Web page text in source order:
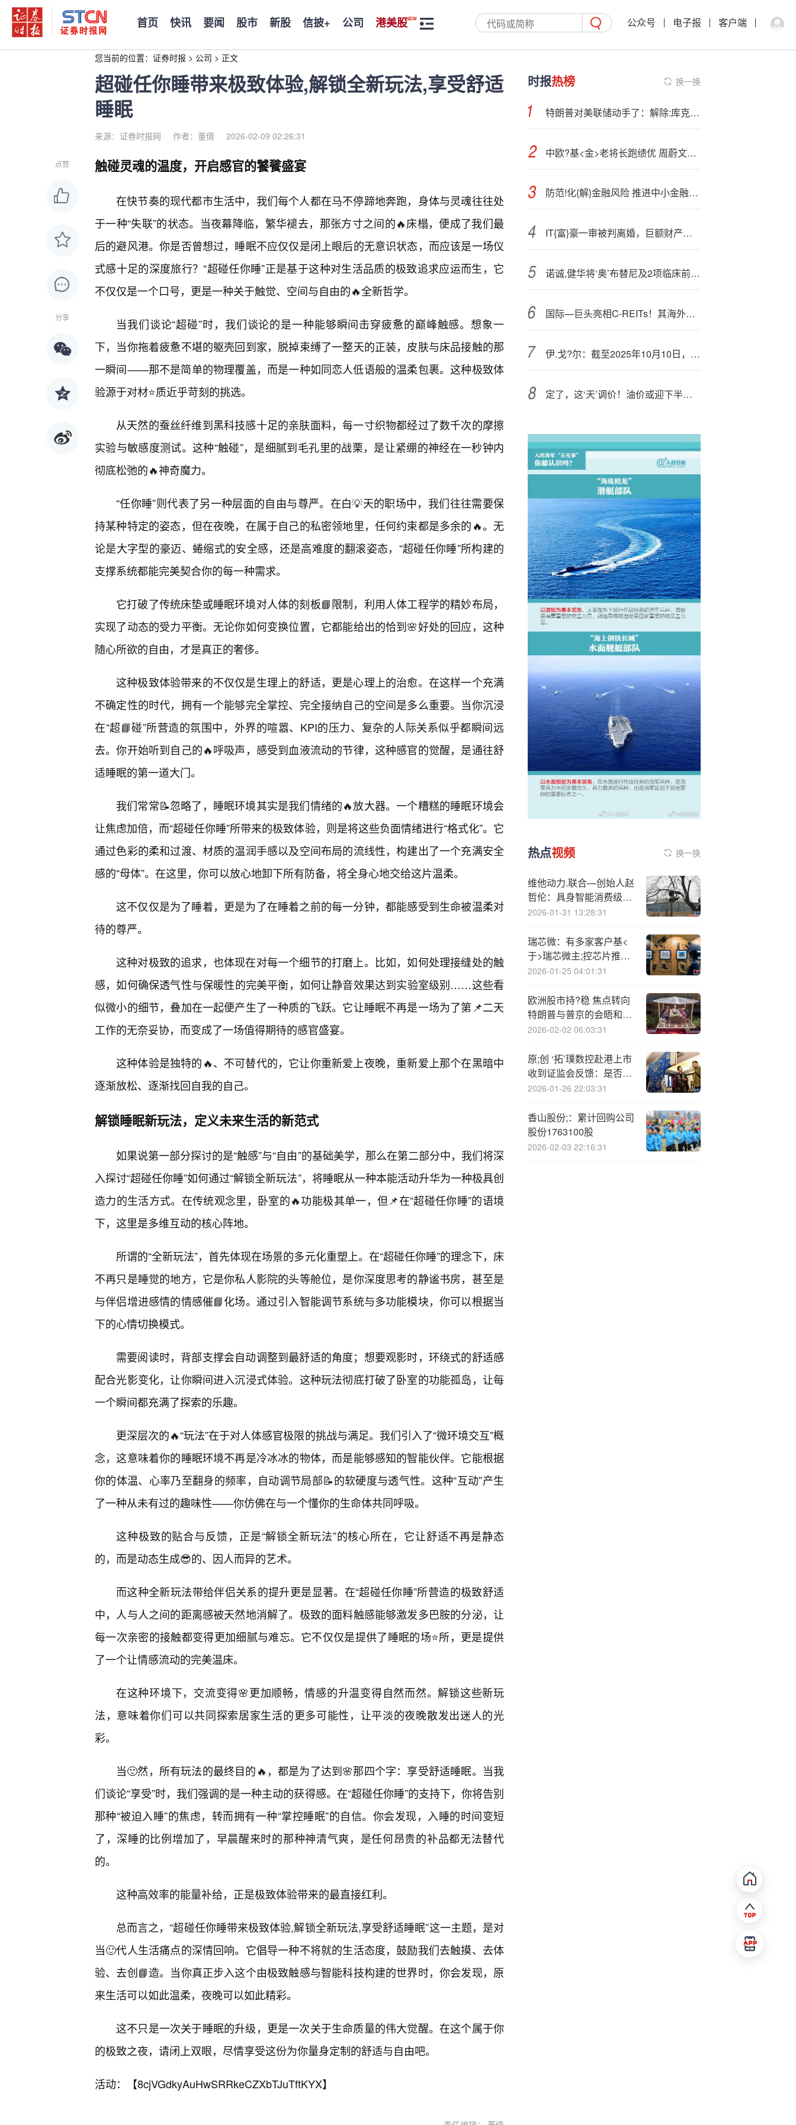
首页 快讯 要闻 股市 新股 信披+ 公司 港美股 公众号 电子报 客户端
您当前的位置： 证券时报 > 公司 > 正文
超碰任你睡带来极致体验,解锁全新玩法,享受舒适
睡眠
来源：证券时报网 作者：董倩 2026-02-09 02:26:31
点赞
分享
触碰灵魂的温度，开启感官的饕餮盛宴
在快节奏的现代都市生活中，我们每个人都在马不停蹄地奔跑，身体与灵魂往往处
于一种“失联”的状态。当夜幕降临，繁华褪去，那张方寸之间的🔥床榻，便成了我们最
后的避风港。你是否曾想过，睡眠不应仅仅是闭上眼后的无意识状态，而应该是一场仪
式感十足的深度旅行？“超碰任你睡”正是基于这种对生活品质的极致追求应运而生，它
不仅仅是一个口号，更是一种关于触觉、空间与自由的🔥全新哲学。
当我们谈论“超碰”时，我们谈论的是一种能够瞬间击穿疲惫的巅峰触感。想象一
下，当你拖着疲惫不堪的躯壳回到家，脱掉束缚了一整天的正装，皮肤与床品接触的那
一瞬间——那不是简单的物理覆盖，而是一种如同恋人低语般的温柔包裹。这种极致体
验源于对材⭐质近乎苛刻的挑选。
从天然的蚕丝纤维到黑科技感十足的亲肤面料，每一寸织物都经过了数千次的摩擦
实验与敏感度测试。这种“触碰”，是细腻到毛孔里的战栗，是让紧绷的神经在一秒钟内
彻底松弛的🔥神奇魔力。
“任你睡”则代表了另一种层面的自由与尊严。在白💡天的职场中，我们往往需要保
持某种特定的姿态，但在夜晚，在属于自己的私密领地里，任何约束都是多余的🔥。无
论是大字型的豪迈、蜷缩式的安全感，还是高难度的翻滚姿态，“超碰任你睡”所构建的
支撑系统都能完美契合你的每一种需求。
它打破了传统床垫或睡眠环境对人体的刻板📘限制，利用人体工程学的精妙布局，
实现了动态的受力平衡。无论你如何变换位置，它都能给出的恰到🌸好处的回应，这种
随心所欲的自由，才是真正的奢侈。
这种极致体验带来的不仅仅是生理上的舒适，更是心理上的治愈。在这样一个充满
不确定性的时代，拥有一个能够完全掌控、完全接纳自己的空间是多么重要。当你沉浸
在“超📘碰”所营造的氛围中，外界的喧嚣、KPI的压力、复杂的人际关系似乎都瞬间远
去。你开始听到自己的🔥呼吸声，感受到血液流动的节律，这种感官的觉醒，是通往舒
适睡眠的第一道大门。
我们常常📝忽略了，睡眠环境其实是我们情绪的🔥放大器。一个糟糕的睡眠环境会
让焦虑加倍，而“超碰任你睡”所带来的极致体验，则是将这些负面情绪进行“格式化”。它
通过色彩的柔和过渡、材质的温润手感以及空间布局的流线性，构建出了一个充满安全
感的“母体”。在这里，你可以放心地卸下所有防备，将全身心地交给这片温柔。
这不仅仅是为了睡着，更是为了在睡着之前的每一分钟，都能感受到生命被温柔对
待的尊严。
这种对极致的追求，也体现在对每一个细节的打磨上。比如，如何处理接缝处的触
感，如何确保透气性与保暖性的完美平衡，如何让静音效果达到实验室级别……这些看
似微小的细节，叠加在一起便产生了一种质的飞跃。它让睡眠不再是一场为了第📌二天
工作的无奈妥协，而变成了一场值得期待的感官盛宴。
这种体验是独特的🔥、不可替代的，它让你重新爱上夜晚，重新爱上那个在黑暗中
逐渐放松、逐渐找回自我的自己。
解锁睡眠新玩法，定义未来生活的新范式
如果说第一部分探讨的是“触感”与“自由”的基础美学，那么在第二部分中，我们将深
入探讨“超碰任你睡”如何通过“解锁全新玩法”，将睡眠从一种本能活动升华为一种极具创
造力的生活方式。在传统观念里，卧室的🔥功能极其单一，但📌在“超碰任你睡”的语境
下，这里是多维互动的核心阵地。
所谓的“全新玩法”，首先体现在场景的多元化重塑上。在“超碰任你睡”的理念下，床
不再只是睡觉的地方，它是你私人影院的头等舱位，是你深度思考的静谧书房，甚至是
与伴侣增进感情的情感催📘化场。通过引入智能调节系统与多功能模块，你可以根据当
下的心情切换模式。
需要阅读时，背部支撑会自动调整到最舒适的角度；想要观影时，环绕式的舒适感
配合光影变化，让你瞬间进入沉浸式体验。这种玩法彻底打破了卧室的功能孤岛，让每
一个瞬间都充满了探索的乐趣。
更深层次的🔥“玩法”在于对人体感官极限的挑战与满足。我们引入了“微环境交互”概
念，这意味着你的睡眠环境不再是冷冰冰的物体，而是能够感知的智能伙伴。它能根据
你的体温、心率乃至翻身的频率，自动调节局部📝的软硬度与透气性。这种“互动”产生
了一种从未有过的趣味性——你仿佛在与一个懂你的生命体共同呼吸。
这种极致的贴合与反馈，正是“解锁全新玩法”的核心所在，它让舒适不再是静态
的，而是动态生成😎的、因人而异的艺术。
而这种全新玩法带给伴侣关系的提升更是显著。在“超碰任你睡”所营造的极致舒适
中，人与人之间的距离感被天然地消解了。极致的面料触感能够激发多巴胺的分泌，让
每一次亲密的接触都变得更加细腻与难忘。它不仅仅是提供了睡眠的场⭐所，更是提供
了一个让情感流动的完美温床。
在这种环境下，交流变得🌸更加顺畅，情感的升温变得自然而然。解锁这些新玩
法，意味着你们可以共同探索居家生活的更多可能性，让平淡的夜晚散发出迷人的光
彩。
当🙂然，所有玩法的最终目的🔥，都是为了达到🌸那四个字：享受舒适睡眠。当我
们谈论“享受”时，我们强调的是一种主动的获得感。在“超碰任你睡”的支持下，你将告别
那种“被迫入睡”的焦虑，转而拥有一种“掌控睡眠”的自信。你会发现，入睡的时间变短
了，深睡的比例增加了，早晨醒来时的那种神清气爽，是任何昂贵的补品都无法替代
的。
这种高效率的能量补给，正是极致体验带来的最直接红利。
总而言之，“超碰任你睡带来极致体验,解锁全新玩法,享受舒适睡眠”这一主题，是对
当🙂代人生活痛点的深情回响。它倡导一种不将就的生活态度，鼓励我们去触摸、去体
验、去创📘造。当你真正步入这个由极致触感与智能科技构建的世界时，你会发现，原
来生活可以如此温柔，夜晚可以如此精彩。
这不只是一次关于睡眠的升级，更是一次关于生命质量的伟大觉醒。在这个属于你
的极致之夜，请闭上双眼，尽情享受这份为你量身定制的舒适与自由吧。
活动：【8cjVGdkyAuHwSRRkeCZXbTJuTftKYX】
时报热榜 换一换
特朗普对美联储动手了：解除:库克的理事职务，立即生效
中欧?基<金>老将长跑绩优 周蔚文在管超8年产品任职年化均超10%
防范!化{解}金融风险 推进中小金融机构转型发展
IT{富}豪一审被判离婚，巨额财产待分割！神州数码，最新公告！
诺诚,健华将‘奥’布替尼及2项临床前资产有偿许可给Zenas 交易总金额超20亿美元
国际—巨头亮相C-REITs！其海外明星REITs为何闪耀？——上篇：安博PLD
伊.戈?尔：截至2025年10月10日，公司股东总户数为29897户
定了，这‘天’调价！油价或迎下半年最大跌幅
热点视频 换一换
维他动力.联合—创始人赵
哲伦：具身智能消费级产
品的落地关键在于真正完
2026-01-31 13:28:31
瑞芯微：有多家客户基<
于>瑞芯微主;控芯片推出
接入AI大模型的AI玩具产
2026-01-25 04:01:31
欧洲股市持?稳 焦点转向
特朗普与普京的会晤和美
国CPI数据
2026-02-02 06:03:31
原;创 ‘拓’璞数控赴港上市
收到证监会反馈：是否涉
及外商投资负面清单 A股
2026-01-26 22:03:31
香山股份;：累计回购公司
股份1763100股
2026-02-03 22:16:31